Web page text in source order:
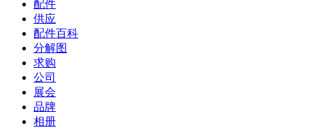
配件
供应
配件百科
分解图
求购
公司
展会
品牌
相册